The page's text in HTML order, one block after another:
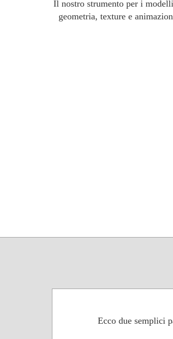
Il nostro strumento per i
geometria, texture e
Ecco due semplici